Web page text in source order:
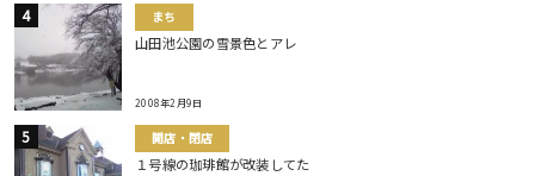
まち
山田池公園の雪景色とアレ
2008年2月9日
開店・閉店
１号線の珈琲館が改装してた